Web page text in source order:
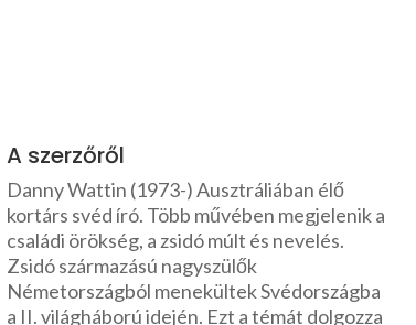
A szerzőről
Danny Wattin (1973-) Ausztráliában élő
kortárs svéd író. Több művében megjelenik a
családi örökség, a zsidó múlt és nevelés.
Zsidó származású nagyszülők
Németországból menekültek Svédországba
a II. világháború idején. Ezt a témát dolgozza